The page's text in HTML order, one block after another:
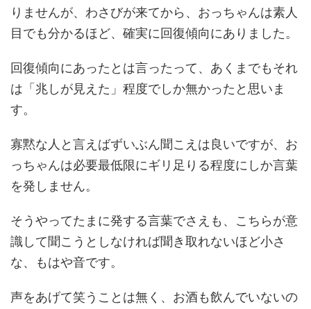
りませんが、わさびが来てから、おっちゃんは素人
目でも分かるほど、確実に回復傾向にありました。
回復傾向にあったとは言ったって、あくまでもそれ
は「兆しが見えた」程度でしか無かったと思いま
す。
寡黙な人と言えばずいぶん聞こえは良いですが、お
っちゃんは必要最低限にギリ足りる程度にしか言葉
を発しません。
そうやってたまに発する言葉でさえも、こちらが意
識して聞こうとしなければ聞き取れないほど小さ
な、もはや音です。
声をあげて笑うことは無く、お酒も飲んでいないの